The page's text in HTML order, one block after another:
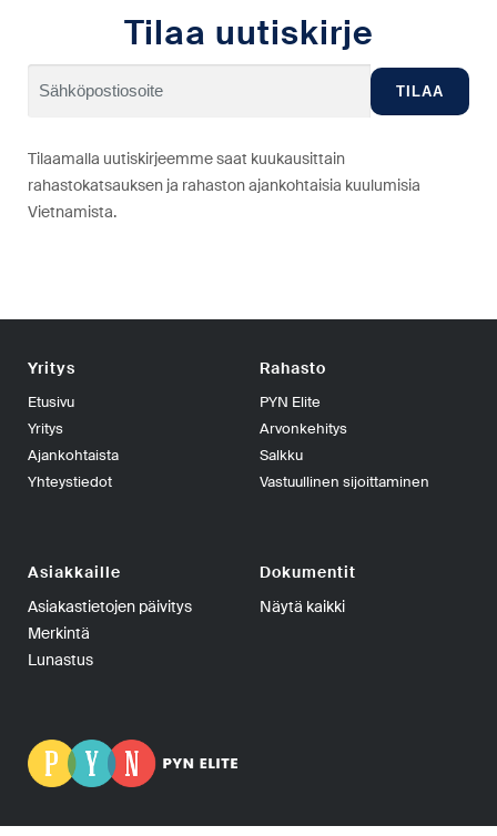
Tilaa uutiskirje
Tilaamalla uutiskirjeemme saat kuukausittain
rahastokatsauksen ja rahaston ajankohtaisia kuulumisia
Vietnamista.
Yritys
Etusivu
Yritys
Ajankohtaista
Yhteystiedot
Rahasto
PYN Elite
Arvonkehitys
Salkku
Vastuullinen sijoittaminen
Asiakkaille
Asiakastietojen päivitys
Merkintä
Lunastus
Dokumentit
Näytä kaikki